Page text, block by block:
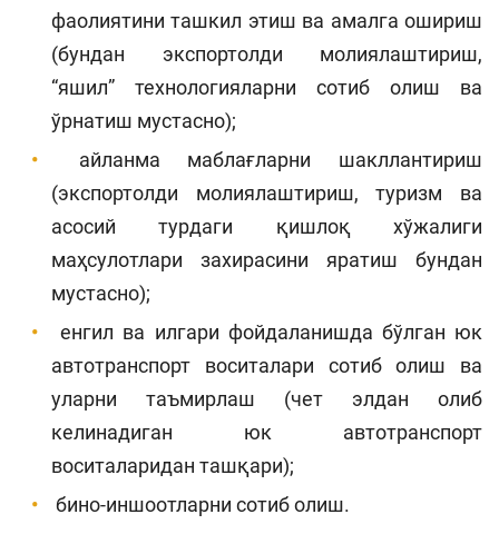
фаолиятини ташкил этиш ва амалга ошириш
(бундан экспортолди молиялаштириш,
“яшил” технологияларни сотиб олиш ва
ўрнатиш мустасно);
айланма маблағларни шакллантириш
(экспортолди молиялаштириш, туризм ва
асосий турдаги қишлоқ хўжалиги
маҳсулотлари захирасини яратиш бундан
мустасно);
енгил ва илгари фойдаланишда бўлган юк
автотранспорт воситалари сотиб олиш ва
уларни таъмирлаш (чет элдан олиб
келинадиган юк автотранспорт
воситаларидан ташқари);
бино-иншоотларни сотиб олиш.